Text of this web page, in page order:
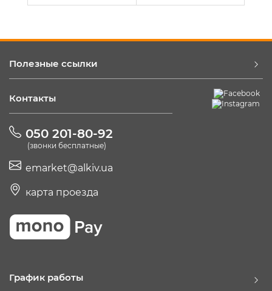
Полезные ссылки
Контакты
050 201-80-92
(звонки бесплатные)
emarket@alkiv.ua
карта проезда
График работы